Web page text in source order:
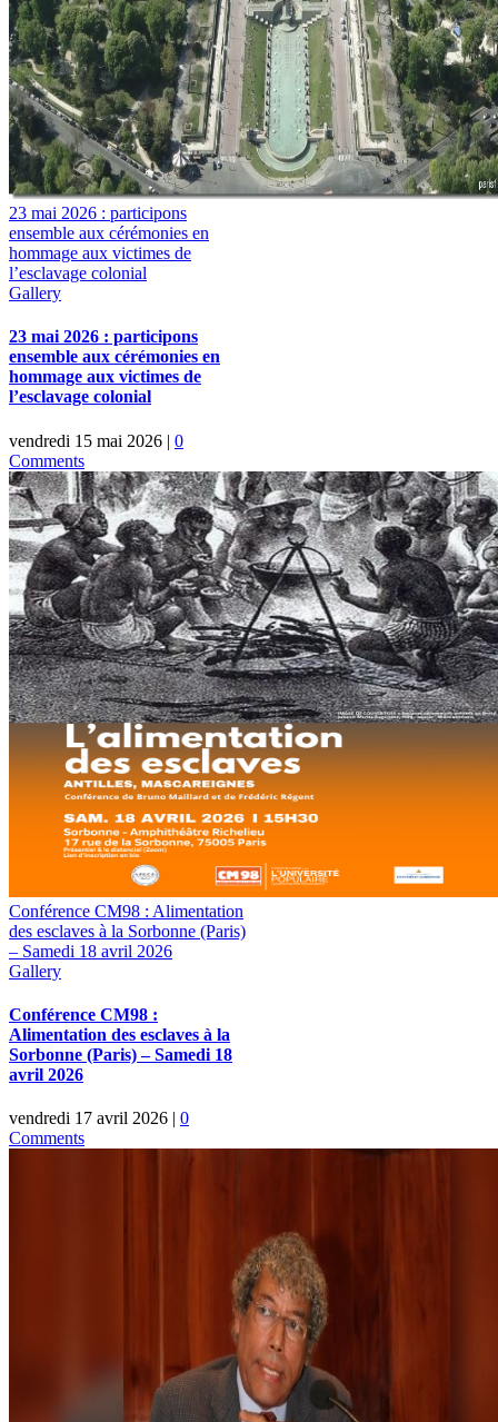
23 mai 2026 : participons
ensemble aux cérémonies en
hommage aux victimes de
l’esclavage colonial
Gallery
23 mai 2026 : participons
ensemble aux cérémonies en
hommage aux victimes de
l’esclavage colonial
vendredi 15 mai 2026 | 0
Comments
Conférence CM98 : Alimentation
des esclaves à la Sorbonne (Paris)
– Samedi 18 avril 2026
Gallery
Conférence CM98 :
Alimentation des esclaves à la
Sorbonne (Paris) – Samedi 18
avril 2026
vendredi 17 avril 2026 | 0
Comments